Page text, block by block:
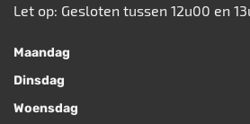
Let op: Gesloten tussen 12u00 en
Maandag
Dinsdag
Woensdag